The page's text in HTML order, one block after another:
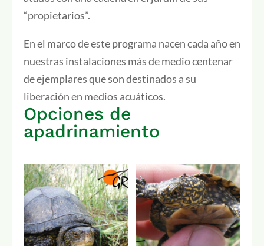
“propietarios”.
En el marco de este programa nacen cada año en
nuestras instalaciones más de medio centenar
de ejemplares que son destinados a su
liberación en medios acuáticos.
Opciones de
apadrinamiento